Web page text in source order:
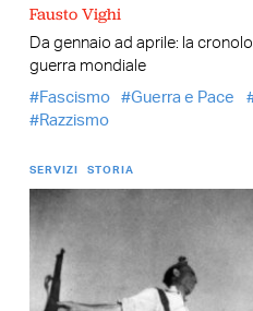
Fausto Vighi
Da gennaio ad aprile: la
guerra mondiale
Fascismo
Guerra e Pace
Razzismo
SERVIZI STORIA